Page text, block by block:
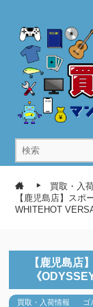
買取・入
【鹿児島店】ス
WHITEHOT
【鹿児島店
《
買取・入荷情報 ゴ